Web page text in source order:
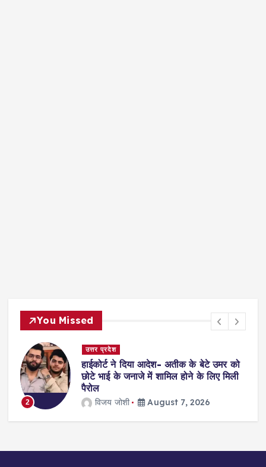
You Missed
उत्तर प्रदेश
हाईकोर्ट ने दिया आदेश- अतीक के बेटे उमर को
छोटे भाई के जनाजे में शामिल होने के लिए मिली
पैरोल
विजय जोशी August 7, 2026